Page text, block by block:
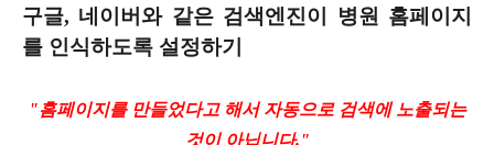
구글, 네이버와 같은 검색엔진이 병원 홈페이지
를 인식하도록 설정하기
"홈페이지를 만들었다고 해서 자동으로 검색에 노출되는
것이 아닙니다."